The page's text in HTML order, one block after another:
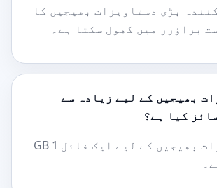
بڑی دستاویزات بھیجیں کا
براؤزر میں کھول سکتا ہے۔
بھیجیں کے لیے زیادہ سے
کیا ہے؟
بڑی دستاویزات بھیجیں کے لیے ایک فائل 1 GB